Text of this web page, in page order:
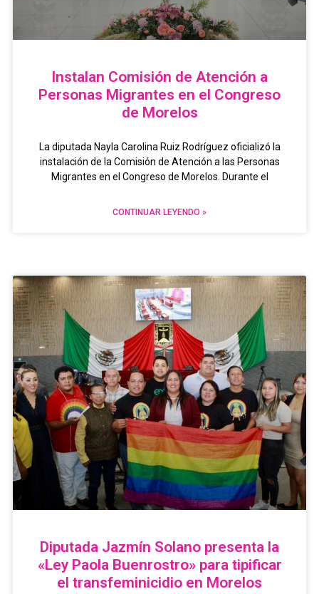
Instalan Comisión de Atención a
Personas Migrantes en el Congreso
de Morelos
La diputada Nayla Carolina Ruiz Rodríguez oficializó la
instalación de la Comisión de Atención a las Personas
Migrantes en el Congreso de Morelos. Durante el
CONTINUAR LEYENDO »
Diputada Jazmín Solano presenta la
«Ley Paola Buenrostro» para tipificar
el transfeminicidio en Morelos